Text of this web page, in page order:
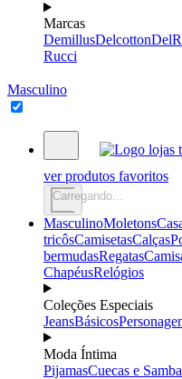
Marcas
DemillusDelcotton
Rucci
Masculino
ver produtos favoritos
Carregando...
MasculinoMoletons
tricôsCamisetasCalças
bermudasRegatas
ChapéusRelógios
Coleções Especiais
JeansBásicos
Moda Íntima
PijamasCuecas e